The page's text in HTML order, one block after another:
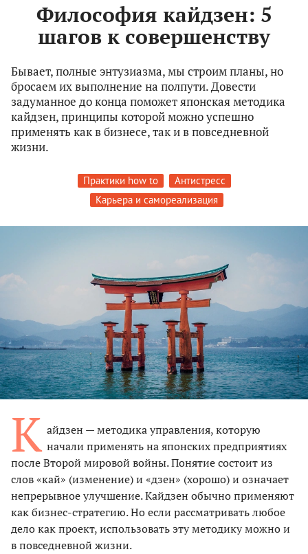
Философия кайдзен: 5
шагов к совершенству
Бывает, полные энтузиазма, мы строим планы, но
бросаем их выполнение на полпути. Довести
задуманное до конца поможет японская методика
кайдзен, принципы которой можно успешно
применять как в бизнесе, так и в повседневной
жизни.
Практики how to
Антистресс
Карьера и самореализация
К айдзен — методика управления, которую
начали применять на японских предприятиях
после Второй мировой войны. Понятие состоит из
слов «кай» (изменение) и «дзен» (хорошо) и означает
непрерывное улучшение. Кайдзен обычно применяют
как бизнес-стратегию. Но если рассматривать любое
дело как проект, использовать эту методику можно и
в повседневной жизни.